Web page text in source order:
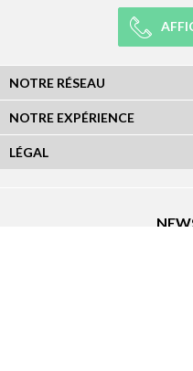
NOTRE RÉSEAU
NOTRE EXPÉRIENCE
LÉGAL